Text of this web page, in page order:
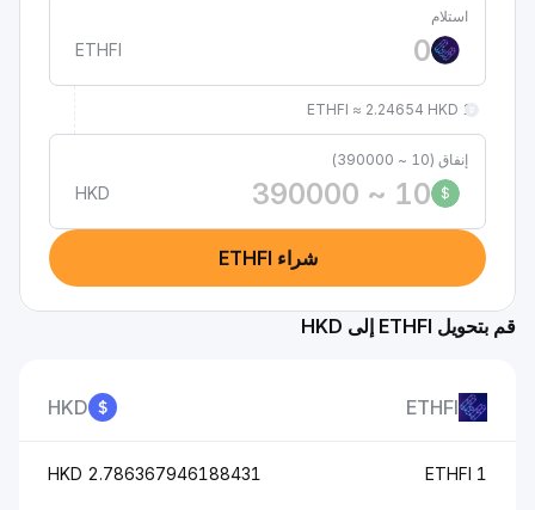
استلام
ETHFI
1 ETHFI ≈ 2.24654 HKD
إنفاق (10 ~ 390000)
$
HKD
شراء ETHFI
قم بتحويل ETHFI إلى HKD
ETHFI
HKD
1 ETHFI
2.786367946188431 HKD